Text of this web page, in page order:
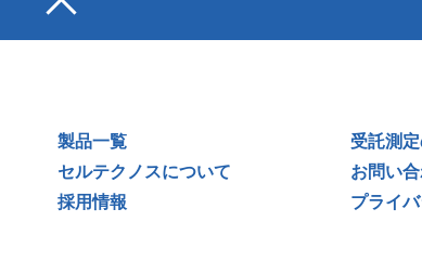
製品一覧
受託測
セルテクノスについて
お問い
採用情報
プライ